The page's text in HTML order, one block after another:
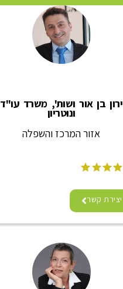
ירון בן אור ושות', משרד עו"ד
ונוטריון
אזור המרכז והשפלה
יצירת קשר